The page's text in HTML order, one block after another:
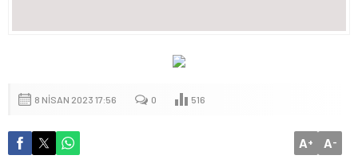
8 NISAN 2023 17:56 0 516
A+ A-